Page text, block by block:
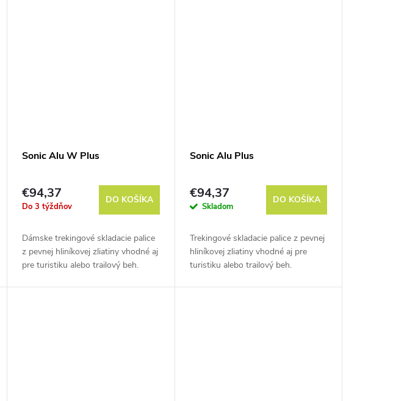
Sonic Alu W Plus
€94,37
Do 3 týždňov
DO KOŠÍKA
Dámske trekingové skladacie palice
z pevnej hliníkovej zliatiny vhodné aj
pre turistiku alebo trailový beh.
Sonic Alu Plus
€94,37
Skladom
DO KOŠÍKA
Trekingové skladacie palice z pevnej
hliníkovej zliatiny vhodné aj pre
turistiku alebo trailový beh.